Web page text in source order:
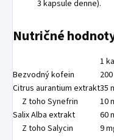
3 kapsule denne).
Nutričné
1
Bezvodný kofein
Citrus aurantium extrakt35
Z toho Synefrin
10
Salix Alba extrakt
60
Z toho Salycin
9